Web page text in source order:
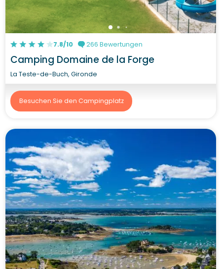
7.8/10 266 Bewertungen
Camping Domaine de la Forge
La Teste-de-Buch, Gironde
Besuchen Sie den Campingplatz